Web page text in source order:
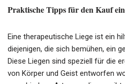
Praktische Tipps für den Kauf
Eine therapeutische Liege ist ein
diejenigen, die sich bemühen, ein
Diese Liegen sind speziell für die
von Körper und Geist entworfen